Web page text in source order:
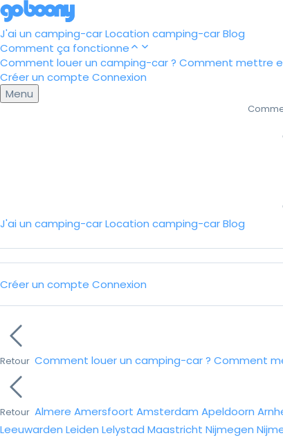
J'ai un camping-carLocation camping-carBlog
Comment ça fonctionne
Comment louer un camping-car ? Comment mettre
Créer un compte Connexion
Menu
J'ai un camping-carLocation camping-carBlog
Créer un compte Connexion
Retour Comment louer un camping-car ? Comment
Retour Almere Amersfoort Amsterdam Apeldoorn
Leeuwarden Leiden Lelystad Maastricht Nijmegen